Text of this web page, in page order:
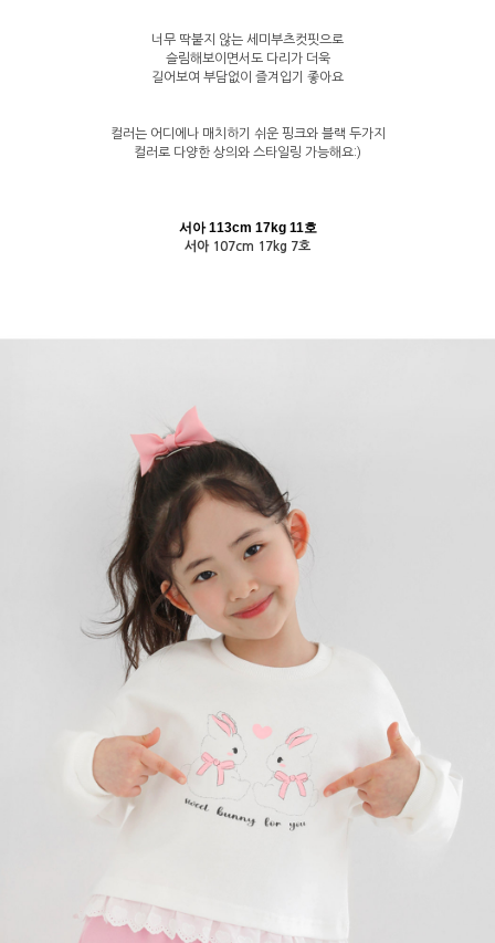
너무 딱붙지 않는 세미부츠컷핏으로
슬림해보이면서도 다리가 더욱
길어보여 부담없이 즐겨입기 좋아요
컬러는 어디에나 매치하기 쉬운 핑크와 블랙 두가지
컬러로 다양한 상의와 스타일링 가능해요:)
서아 113cm 17kg 11호
서아 107cm 17kg 7호